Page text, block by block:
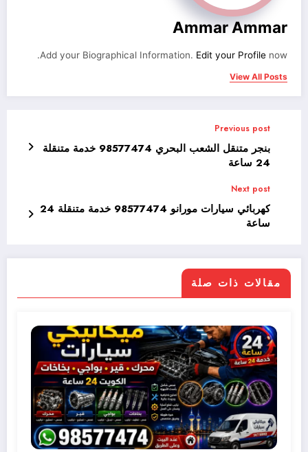
Ammar Ammar
Add your Biographical Information. Edit your Profile now.
View All Posts
Previous post
بنجر متنقل الشعب البحري 98577474 خدمة متنقلة
24 ساعة
Next post
كهربائي سيارات مورانو 98577474 خدمة متنقلة 24
ساعة
مقالات ذات صلة